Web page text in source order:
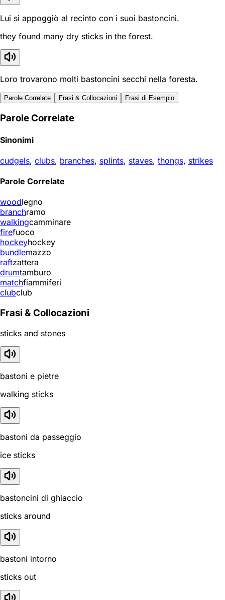
Lui si appoggiò al recinto con i suoi bastoncini.
they found many dry sticks in the forest.
Loro trovarono molti bastoncini secchi nella foresta.
Parole Correlate Frasi & Collocazioni Frasi di Esempio
Parole Correlate
Sinonimi
cudgels, clubs, branches, splints, staves, thongs, strikes
Parole Correlate
woodlegno
branchramo
walkingcamminare
firefuoco
hockeyhockey
bundlemazzo
raftzattera
drumtamburo
matchfiammiferi
clubclub
Frasi & Collocazioni
sticks and stones
bastoni e pietre
walking sticks
bastoni da passeggio
ice sticks
bastoncini di ghiaccio
sticks around
bastoni intorno
sticks out